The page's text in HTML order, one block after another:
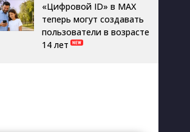
«Цифровой ID» в MAX
теперь могут создавать
пользователи в возрасте
14 лет